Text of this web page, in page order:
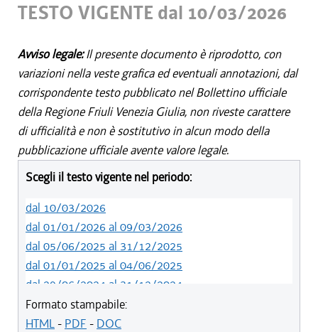
TESTO VIGENTE dal 10/03/2026
Avviso legale:Il presente documento è riprodotto, con
variazioni nella veste grafica ed eventuali annotazioni, dal
corrispondente testo pubblicato nel Bollettino ufficiale
della Regione Friuli Venezia Giulia, non riveste carattere
di ufficialità e non è sostitutivo in alcun modo della
pubblicazione ufficiale avente valore legale.
Scegli il testo vigente nel periodo:
dal 10/03/2026
dal 01/01/2026 al 09/03/2026
dal 05/06/2025 al 31/12/2025
dal 01/01/2025 al 04/06/2025
dal 29/06/2024 al 31/12/2024
dal 23/02/2023 al 28/06/2024
dal 12/08/2021 al 22/02/2023
Formato stampabile:
HTML- PDF - DOC